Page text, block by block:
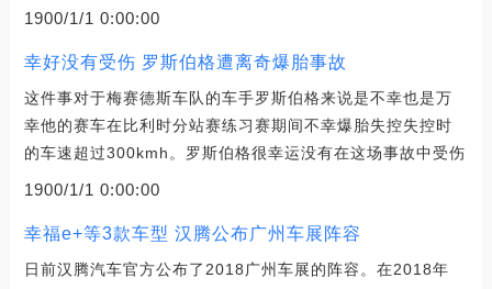
1900/1/1 0:00:00
幸好没有受伤 罗斯伯格遭离奇爆胎事故
这件事对于梅赛德斯车队的车手罗斯伯格来说是不幸也是万
幸他的赛车在比利时分站赛练习赛期间不幸爆胎失控失控时
的车速超过300kmh。罗斯伯格很幸运没有在这场事故中受伤
1900/1/1 0:00:00
幸福e+等3款车型 汉腾公布广州车展阵容
日前汉腾汽车官方公布了2018广州车展的阵容。在2018年